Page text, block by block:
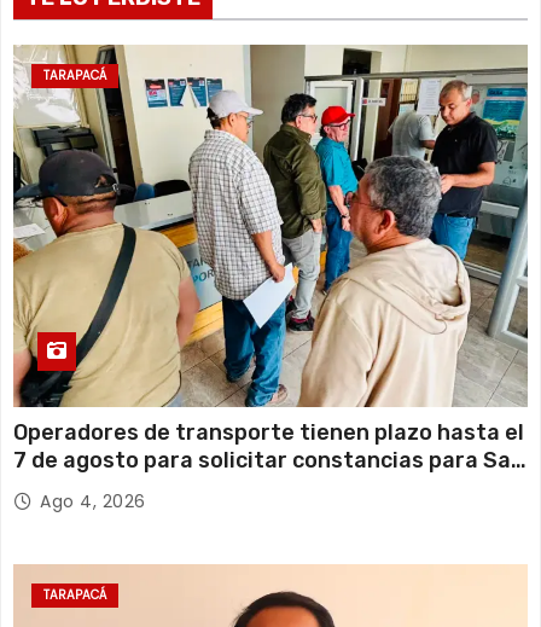
Domingo
10 de agosto
Lunes 16°C
11 de agosto
Martes 21°C 18°C
TARAPACÁ
Operadores de transporte tienen plazo hasta el
7 de agosto para solicitar constancias para San
Lorenzo
Ago 4, 2026
TARAPACÁ